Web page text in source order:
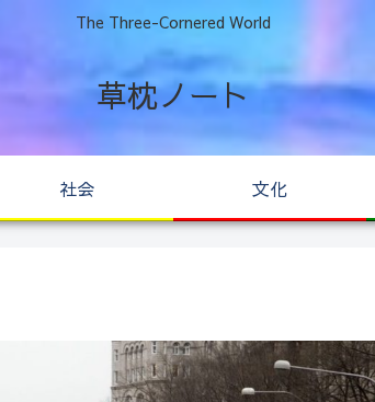
The Three-Cornered World
草枕ノート
社会 文化